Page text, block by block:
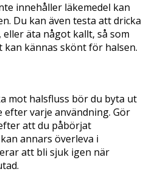
innehåller läkemedel kan
Du kan även testa att dricka
äta något kallt, så som
kännas skönt för halsen.
mot halsfluss bör du byta ut
varje användning. Gör
att du påbörjat
annars överleva i
att bli sjuk igen när